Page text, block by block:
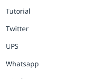
Tutorial
Twitter
UPS
Whatsapp